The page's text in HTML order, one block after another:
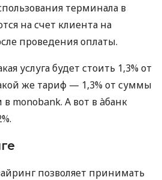
терминала в
на счет клиента на
проведения оплаты.
услуга будет стоить 1,3% от
же тариф — 1,3% от суммы
monobank. А вот в àбанк
позволяет принимать